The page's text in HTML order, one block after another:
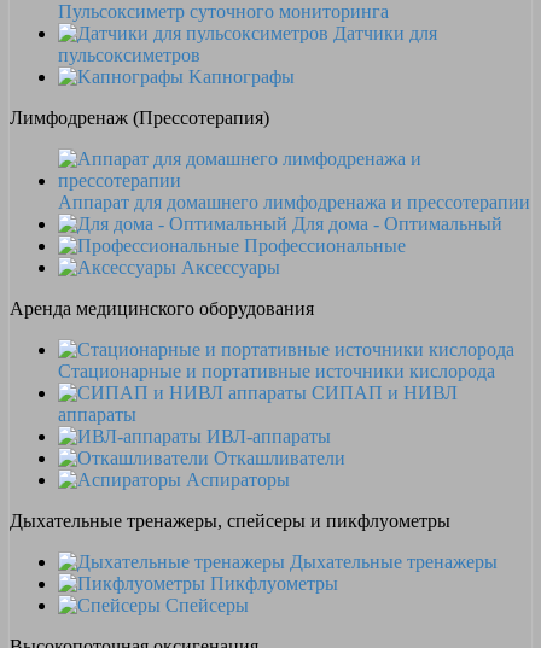
Пульсоксиметр суточного мониторинга
Датчики для
пульсоксиметров
Kапнографы
Лимфодренаж (Прессотерапия)
Аппарат для домашнего лимфодренажа и прессотерапии
Для дома - Оптимальный
Профессиональные
Аксессуары
Аренда медицинского оборудования
Стационарные и портативные источники кислорода
СИПАП и НИВЛ
аппараты
ИВЛ-аппараты
Откашливатели
Аспираторы
Дыхательные тренажеры, спейсеры и пикфлуометры
Дыхательные тренажеры
Пикфлуометры
Спейсеры